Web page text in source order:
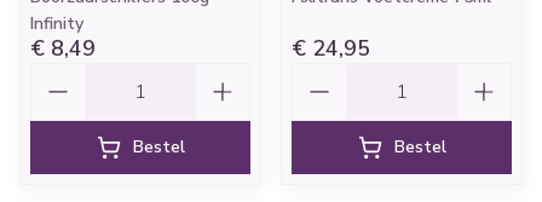
Infinity
€ 8,49
Bestel
€ 24,95
Bestel